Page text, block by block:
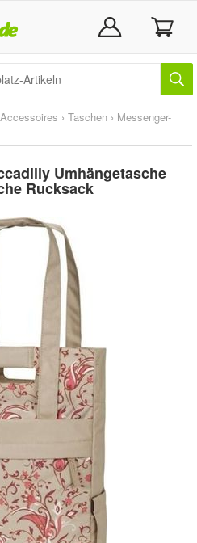
› Taschen › Messenger-
Umhängetasche
Rucksack